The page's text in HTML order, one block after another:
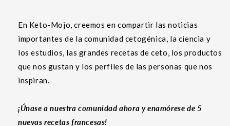
En Keto-Mojo, creemos en compartir las noticias
importantes de la comunidad cetogénica, la ciencia y
los estudios, las grandes recetas de ceto, los productos
que nos gustan y los perfiles de las personas que nos
inspiran.
¡Únase a nuestra comunidad ahora y enamórese de 5
nuevas recetas francesas!